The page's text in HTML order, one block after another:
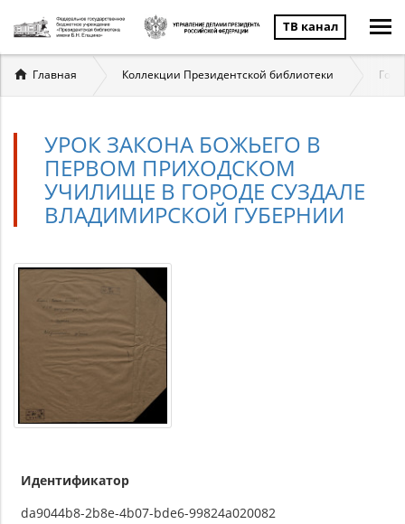
ТВ канал
Вы
здесь
Главная Коллекции Президентской библиотеки
УРОК ЗАКОНА БОЖЬЕГО В
ПЕРВОМ ПРИХОДСКОМ
УЧИЛИЩЕ В ГОРОДЕ СУЗДАЛЕ
ВЛАДИМИРСКОЙ ГУБЕРНИИ
Идентификатор
da9044b8-2b8e-4b07-bde6-99824a020082